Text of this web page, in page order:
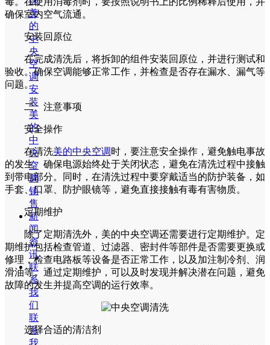
美
的
中
央
空
调
安
装
美
的
中
央
空
调
销
售
新
闻
资
讯
联
系
我
们
联
系
我
确保室内空气流通。
安装回原位
在完成清洗后，将拆卸的组件安装回原位，并进行测试和
验收。确保空调能够正常工作，并检查是否存在漏水、漏气等
问题。
二、注意事项
安全操作
在清洗美的中央空调时，要注意安全操作，避免触电事故
的发生。确保电源始终处于关闭状态，避免在清洗过程中接触
到带电部分。同时，在清洗过程中要穿戴适当的防护装备，如
手套、口罩、防护眼镜等，避免直接接触有毒有害物质。
定期维护
除了定期清洗外，美的中央空调还需要进行定期维护。定
期维护包括检查管道、过滤器、密封件等部件是否需要更换或
修理，检查电路板等设备是否正常工作，以及加注制冷剂、润
滑油等。通过定期维护，可以及时发现并解决潜在问题，避免
故障的发生并提高空调的运行效率。
选择合适的清洁剂